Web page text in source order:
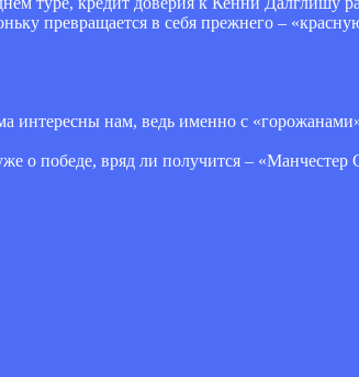
превращается в себя прежнего –
интересны нам, ведь именно с
о победе, вряд ли получится – «Манчестер